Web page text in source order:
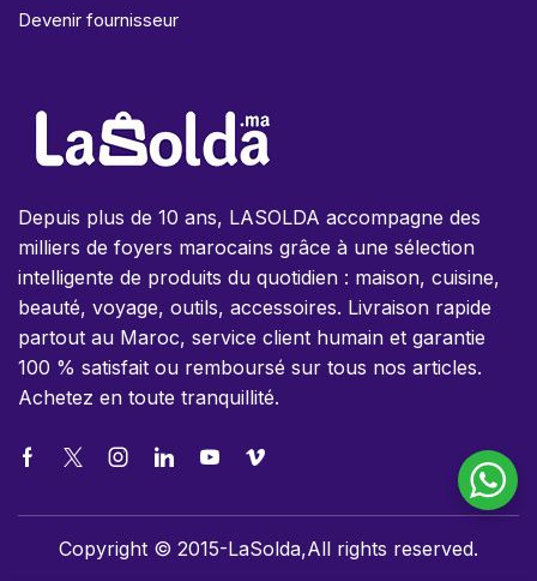
Devenir fournisseur
Depuis plus de 10 ans, LASOLDA accompagne des
milliers de foyers marocains grâce à une sélection
intelligente de produits du quotidien : maison, cuisine,
beauté, voyage, outils, accessoires. Livraison rapide
partout au Maroc, service client humain et garantie
100 % satisfait ou remboursé sur tous nos articles.
Achetez en toute tranquillité.
Copyright © 2015-LaSolda,All rights reserved.